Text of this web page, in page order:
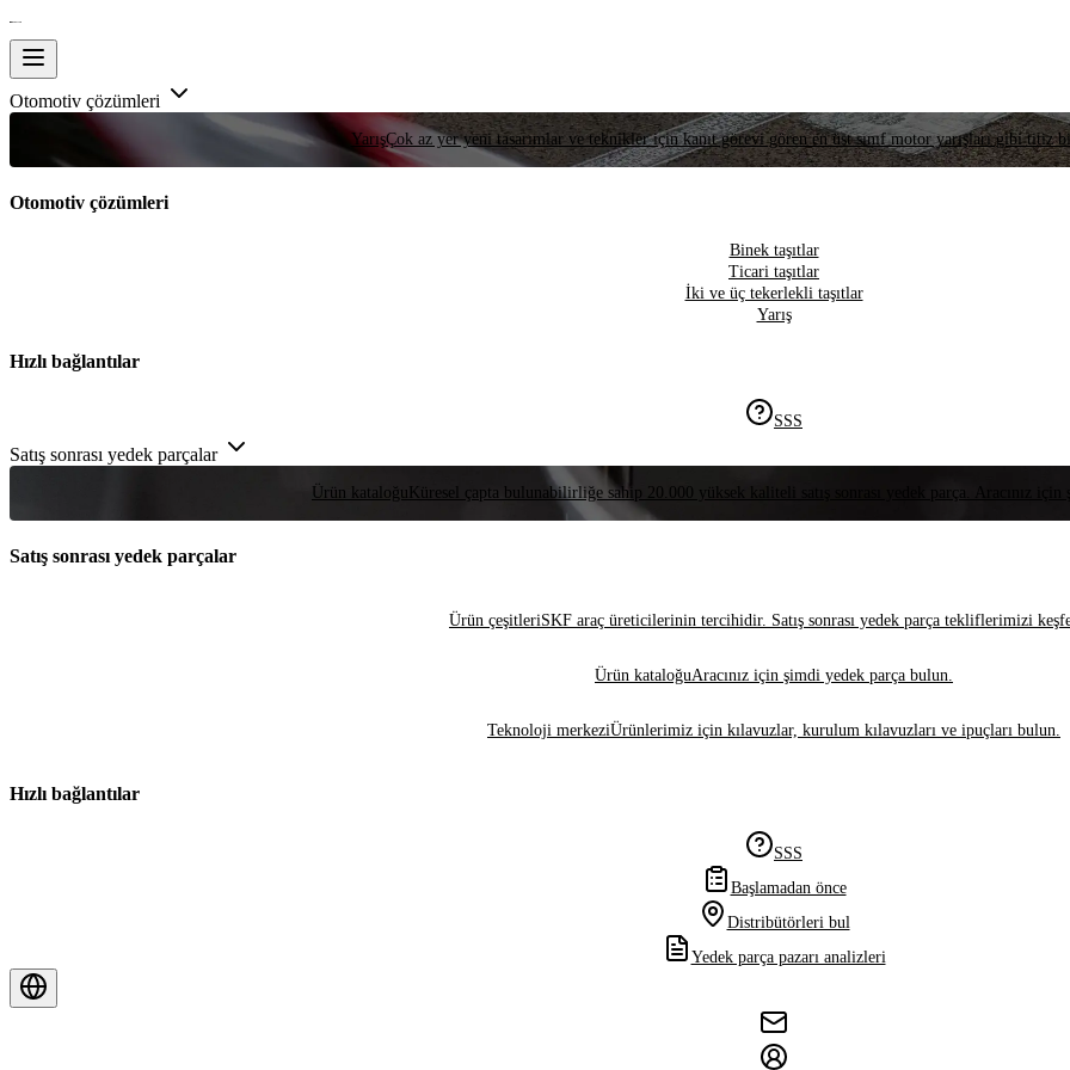
Otomotiv çözümleri
YarışÇok az yer yeni tasarımlar ve teknikler için kanıt görevi gören en üst sınıf motor yarışları gibi titiz
Otomotiv çözümleri
Binek taşıtlar
Ticari taşıtlar
İki ve üç tekerlekli taşıtlar
Yarış
Hızlı bağlantılar
SSS
Satış sonrası yedek parçalar
Ürün kataloğu Küresel çapta bulunabilirliğe sahip 20.000 yüksek kaliteli satış sonrası yedek parça. Aracınız
Satış sonrası yedek parçalar
Ürün çeşitleriSKF araç üreticilerinin tercihidir. Satış sonrası yedek parça tekliflerimizi
Ürün kataloğuAracınız için şimdi yedek parça bulun.
Teknoloji merkeziÜrünlerimiz için kılavuzlar, kurulum kılavuzları ve ipuçları bulun.
Hızlı bağlantılar
SSS
Başlamadan önce
Distribütörleri bul
Yedek parça pazarı analizleri